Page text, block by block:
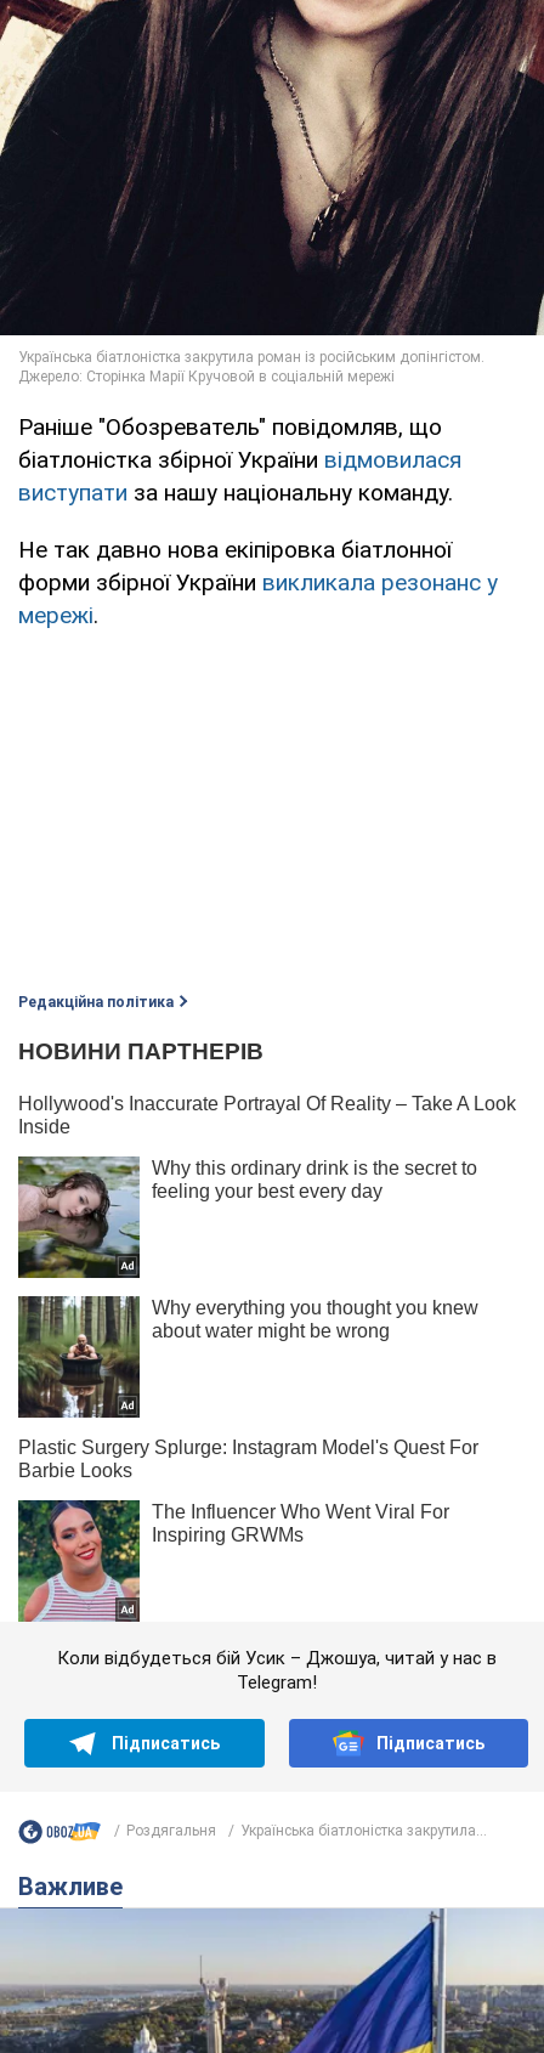
Раніше "Обозреватель" повідомляв, що
біатлоністка збірної України відмовилася
виступати за нашу національну команду.
Не так давно нова екіпіровка біатлонної
форми збірної України викликала резонанс у
мережі.
Редакційна політика
Коли відбудеться бій Усик – Джошуа, читай у нас в
Telegram!
Підписатись Підписатись
Роздягальня Українська біатлоністка закрутила...
Важливе